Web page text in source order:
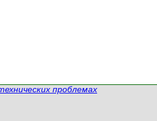
проблемах